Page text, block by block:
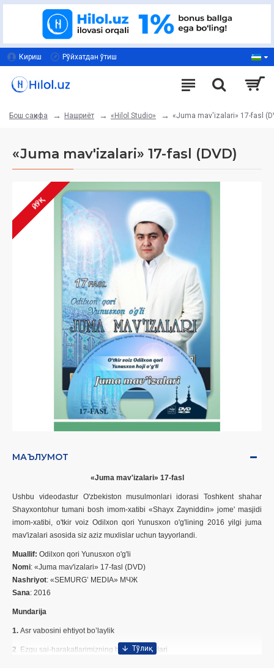
Кириш Рўйхатдан ўтиш
Бош саҳифа Нашриёт «Hilol Studio» «Juma mav'izalari» 17-fasl
«Juma mav'izalari» 17-fasl (DVD)
ЙЎҚ
МАЪЛУМОТ
«Juma mav'izalari» 17-fasl
Ushbu videodastur O'zbekiston musulmonlari idorasi Toshkent shahar
Shayxontohur tumani bosh imom-xatibi «Shayx Zayniddin» jome' masjidi
imom-xatibi, o'tkir voiz Odilxon qori Yunusxon o'g'lining 2016 yilgi juma
mav'izalari asosida siz aziz muxlislar uchun tayyorlandi.
Muallif: Odilxon qori Yunusxon o'g'li
Nomi: «Juma mav'izalari» 17-fasl (DVD)
Nashriyot: «SEMURG’ MEDIA» МЧЖ
Sana: 2016
Mundarija
1. Asr vabosini ehtiyot bo’laylik
2 . Ezgu sai-harakatlarimizning haqiqiy asoslari